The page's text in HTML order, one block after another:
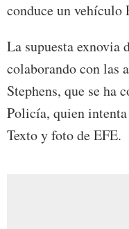
conduce un vehículo
La supuesta exnovia
colaborando con las
Stephens, que se ha
Policía, quien
Texto y foto de EFE.